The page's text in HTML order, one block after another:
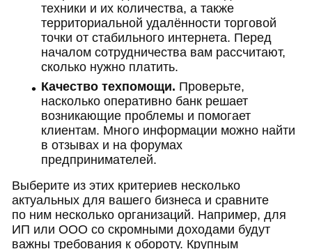
техники и их количества, а также
территориальной удалённости торговой
точки от стабильного интернета. Перед
началом сотрудничества вам рассчитают,
сколько нужно платить.
Качество техпомощи. Проверьте,
насколько оперативно банк решает
возникающие проблемы и помогает
клиентам. Много информации можно найти
в отзывах и на форумах
предпринимателей.
Выберите из этих критериев несколько
актуальных для вашего бизнеса и сравните
по ним несколько организаций. Например, для
ИП или ООО со скромными доходами будут
важны требования к обороту. Крупным